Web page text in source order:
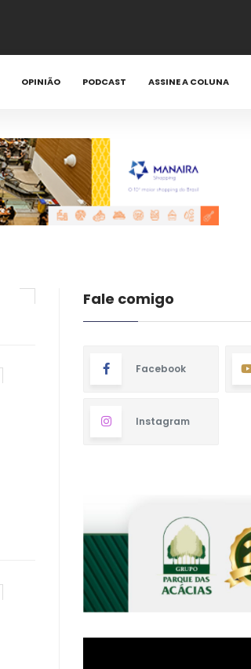
OPINIÃO PODCAST ASSINE A COLUNA
Fale comigo
Facebook
Instagram